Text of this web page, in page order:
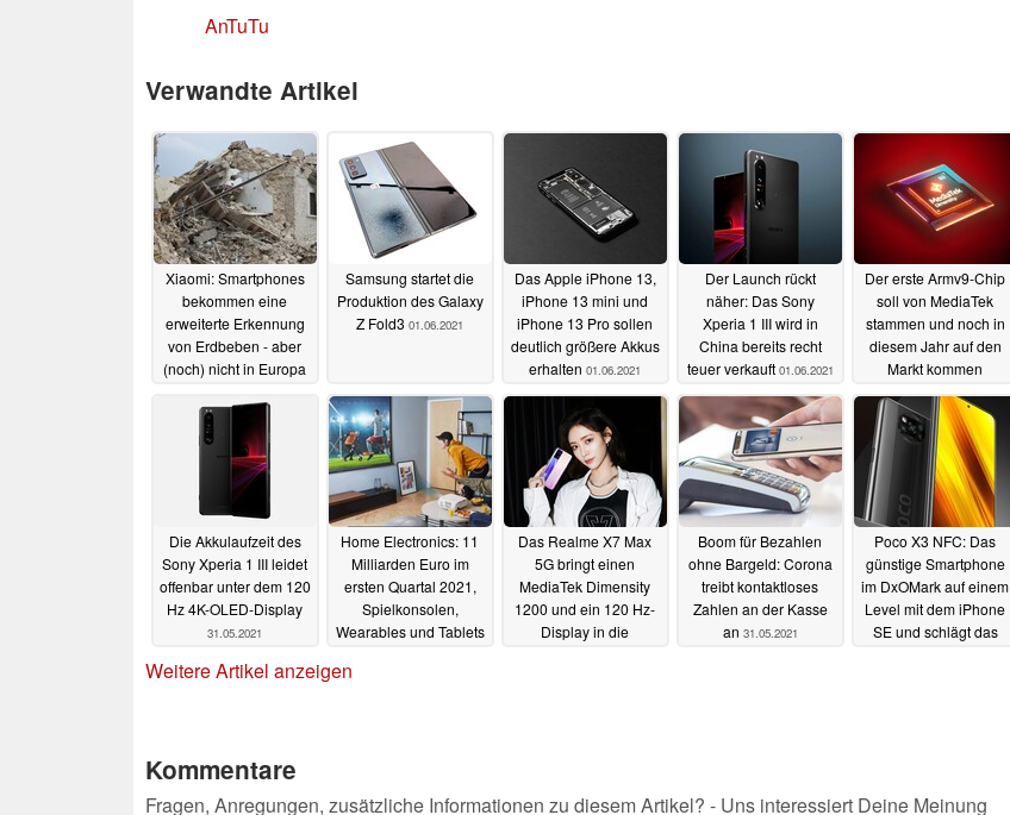
AnTuTu
Verwandte Artikel
Xiaomi: Smartphones
bekommen eine
erweiterte Erkennung
von Erdbeben - aber
(noch) nicht in Europa
Samsung startet die
Produktion des Galaxy
Z Fold3 01.06.2021
Das Apple iPhone 13,
iPhone 13 mini und
iPhone 13 Pro sollen
deutlich größere Akkus
erhalten 01.06.2021
Der Launch rückt
näher: Das Sony
Xperia 1 III wird in
China bereits recht
teuer verkauft 01.06.2021
Der erste Armv9-Chip
soll von MediaTek
stammen und noch in
diesem Jahr auf den
Markt kommen
01.06.2021
Die Akkulaufzeit des
Sony Xperia 1 III leidet
offenbar unter dem 120
Hz 4K-OLED-Display
31.05.2021
Home Electronics: 11
Milliarden Euro im
ersten Quartal 2021,
Spielkonsolen,
Wearables und Tablets
Das Realme X7 Max
5G bringt einen
MediaTek Dimensity
1200 und ein 120 Hz-
Display in die
Boom für Bezahlen
ohne Bargeld: Corona
treibt kontaktloses
Zahlen an der Kasse
an 31.05.2021
Poco X3 NFC: Das
günstige Smartphone
im DxOMark auf einem
Level mit dem iPhone
SE und schlägt das
Weitere Artikel anzeigen
Kommentare
Fragen, Anregungen, zusätzliche Informationen zu diesem Artikel? - Uns interessiert Deine Meinung